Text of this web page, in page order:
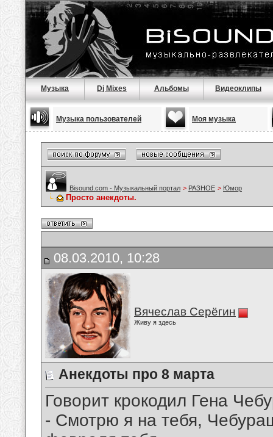
Музыка Dj Mixes Альбомы Видеоклипы
Музыка пользователей Моя музыка
Bisound.com - Музыкальный портал > РАЗНОЕ > Юмор
Просто анекдоты.
08.03.2010, 10:28
Вячеслав Серёгин
Живу я здесь
Анекдоты про 8 марта
Говорит крокодил Гена
- Смотрю я на тебя,